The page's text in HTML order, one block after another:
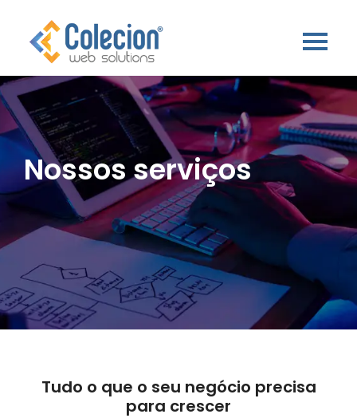
Nossos serviços
Tudo o que o seu negócio precisa
para crescer